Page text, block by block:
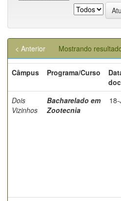
Mostrando
< Anterior
Câmpus
Programa/Curso
Dois
Vizinhos
Bacharelado em
Zootecnia